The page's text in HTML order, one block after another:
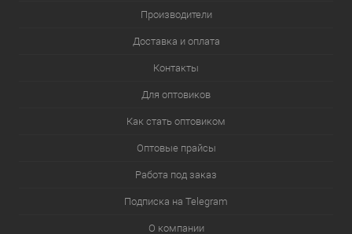
Производители
Доставка и оплата
Контакты
Для оптовиков
Как стать оптовиком
Оптовые прайсы
Работа под заказ
Подписка на Telegram
О компании